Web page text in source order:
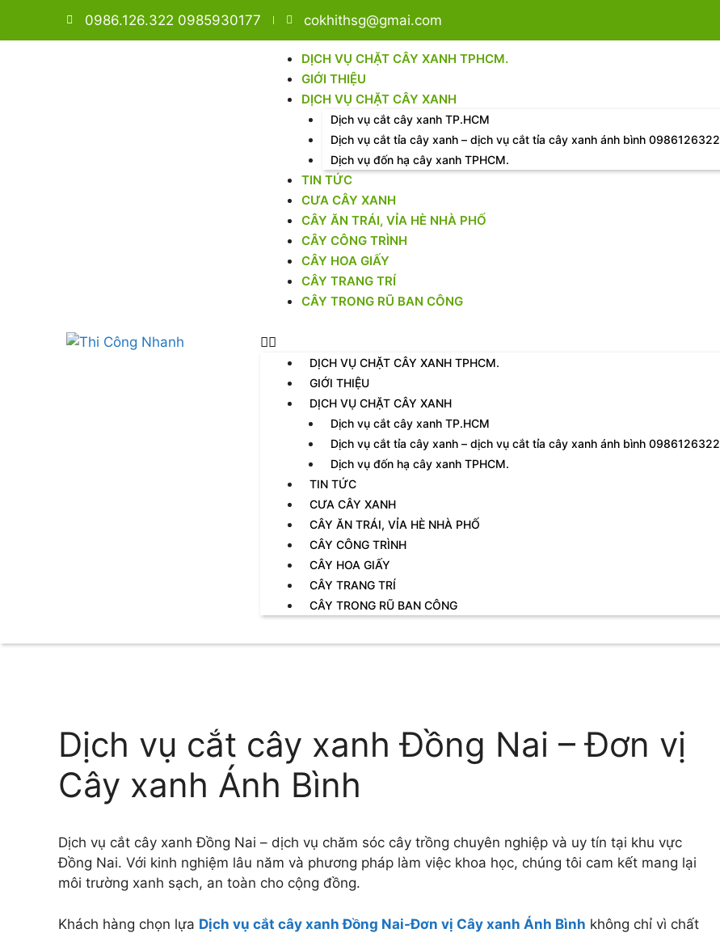
0986.126.322 0985930177 cokhithsg@gmai.com
DỊCH VỤ CHẶT CÂY XANH TPHCM.
GIỚI THIỆU
DỊCH VỤ CHẶT CÂY XANH
Dịch vụ cắt cây xanh TP.HCM
Dịch vụ cắt tỉa cây xanh – dịch vụ cắt tỉa cây xanh ánh bình 0986126322
Dịch vụ đốn hạ cây xanh TPHCM.
TIN TỨC
CƯA CÂY XANH
CÂY ĂN TRÁI, VỈA HÈ NHÀ PHỐ
CÂY CÔNG TRÌNH
CÂY HOA GIẤY
CÂY TRANG TRÍ
CÂY TRONG RŨ BAN CÔNG
DỊCH VỤ CHẶT CÂY XANH TPHCM.
GIỚI THIỆU
DỊCH VỤ CHẶT CÂY XANH
Dịch vụ cắt cây xanh TP.HCM
Dịch vụ cắt tỉa cây xanh – dịch vụ cắt tỉa cây xanh ánh bình 0986126322
Dịch vụ đốn hạ cây xanh TPHCM.
TIN TỨC
CƯA CÂY XANH
CÂY ĂN TRÁI, VỈA HÈ NHÀ PHỐ
CÂY CÔNG TRÌNH
CÂY HOA GIẤY
CÂY TRANG TRÍ
CÂY TRONG RŨ BAN CÔNG
Dịch vụ cắt cây xanh Đồng Nai – Đơn vị
Cây xanh Ánh Bình
Dịch vụ cắt cây xanh Đồng Nai – dịch vụ chăm sóc cây trồng chuyên nghiệp và uy tín tại khu vực
Đồng Nai. Với kinh nghiệm lâu năm và phương pháp làm việc khoa học, chúng tôi cam kết mang lại
môi trường xanh sạch, an toàn cho cộng đồng.
Khách hàng chọn lựa Dịch vụ cắt cây xanh Đồng Nai-Đơn vị Cây xanh Ánh Bình không chỉ vì chất